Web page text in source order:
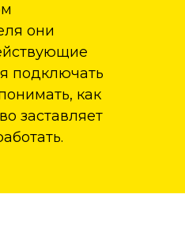
они
подключать
как
заставляет